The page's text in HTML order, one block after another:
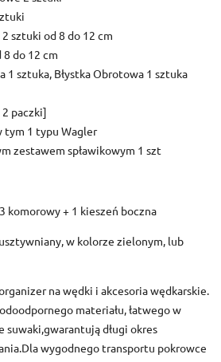
sztuki od 8 do 12 cm
do 12 cm
1 sztuka, Błystka Obrotowa 1 sztuka
paczki]
tym 1 typu Wagler
zestawem spławikowym 1 szt
komorowy + 1 kieszeń boczna
w kolorze zielonym, lub
na wędki i akcesoria wędkarskie.
materiału, łatwego w
suwaki,gwarantują długi okres
wygodnego transportu pokrowce